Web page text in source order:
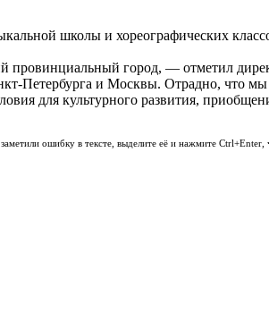
школы и хореографических
провинциальный город, — отметил
Петербурга и Москвы. Отрадно, что мы
для культурного развития,
ошибку в тексте, выделите её и нажмите